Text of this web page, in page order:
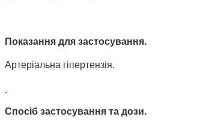
Показання для застосування.
Артеріальна гіпертензія.
Спосіб застосування та дози.